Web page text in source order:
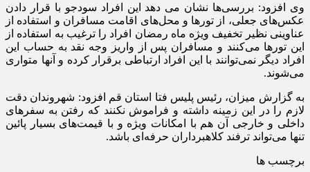
وی افزود: بررسی‌ها نشان می دهد این افراد سودجو با قرار دادن
عکس‌های جعلی، از تورها و محل‌های اقامت مسافران و استفاده از
عناوینی نظیر تخفیف ویژه ماه رمضان افراد را ترغیب به استفاده از
این تورها می‌کنند و مسافران پس از واریز وجه نقد به حساب این
افراد دیگر نمی‌توانند با این افراد ارتباطی برقرار کرده و آنها متواری
می‌شوند.
به گزارش میزان، رئیس پلیس فتا استان قم افزود: شهروندان دقت
لازم را در این زمینه داشته و فراموش نکنند که رفتن به سفرهای
داخلی و خارجی آن هم با امکانات ویژه و با قیمت‌های بسیار پائین
تنها می‌تواند ترفند کلاهبرداران حرفه‌ای باشد.
برچسب ها